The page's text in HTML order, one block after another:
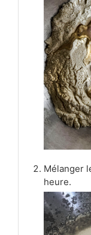
Mélanger
heure.